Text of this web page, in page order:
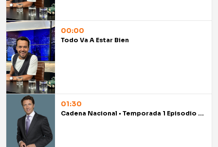
00:00
Todo Va A Estar Bien
01:30
Cadena Nacional • Temporada 1 Episodio 97